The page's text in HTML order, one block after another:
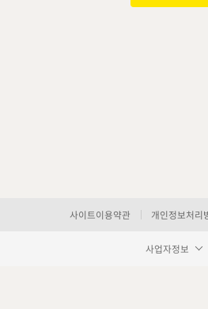
사이트이용약관 개인정보처리
사업자정보